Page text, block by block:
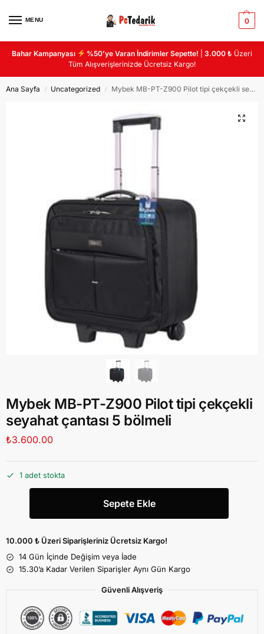
MENU 0
Bahar Kampanyası %50’ye Varan İndirimler Sepette! |3.000 ₺ Üzeri
Tüm Alışverişlerinizde Ücretsiz Kargo!
Ana Sayfa / Uncategorized / Mybek MB-PT-Z900 Pilot tipi çekçekli seyahat çantası 5 bölmeli
Mybek MB-PT-Z900 Pilot tipi çekçekli
seyahat çantası 5 bölmeli
₺3.600.00
1 adet stokta
Sepete Ekle
10.000 ₺ Üzeri Siparişleriniz Ücretsiz Kargo!
14 Gün İçinde Değişim veya İade
15.30’a Kadar Verilen Siparişler Aynı Gün Kargo
Güvenli Alışveriş